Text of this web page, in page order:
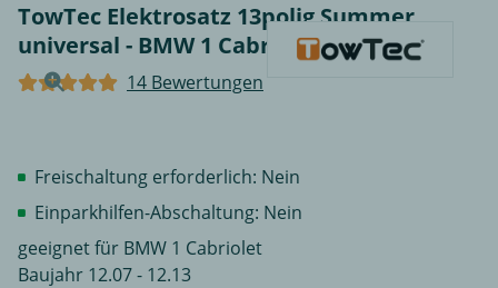
TowTec Elektrosatz 13polig Summer
universal - BMW 1 Cabriolet
14 Bewertungen
Freischaltung erforderlich: Nein
Einparkhilfen-Abschaltung: Nein
geeignet für BMW 1 Cabriolet
Baujahr 12.07 - 12.13